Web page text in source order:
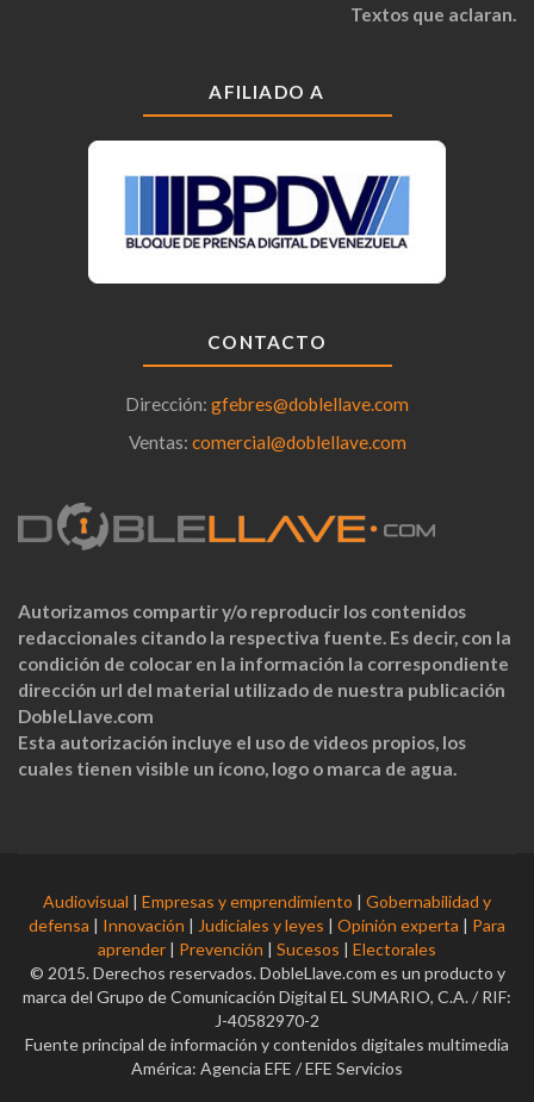
Textos que aclaran.
AFILIADO A
CONTACTO
Dirección: gfebres@doblellave.com
Ventas: comercial@doblellave.com
Autorizamos compartir y/o reproducir los contenidos
redaccionales citando la respectiva fuente. Es decir, con la
condición de colocar en la información la correspondiente
dirección url del material utilizado de nuestra publicación
DobleLlave.com
Esta autorización incluye el uso de videos propios, los
cuales tienen visible un ícono, logo o marca de agua.
Audiovisual | Empresas y emprendimiento | Gobernabilidad y
defensa | Innovación | Judiciales y leyes | Opinión experta | Para
aprender | Prevención | Sucesos | Electorales
© 2015. Derechos reservados. DobleLlave.com es un producto y
marca del Grupo de Comunicación Digital EL SUMARIO, C.A. / RIF:
J-40582970-2
Fuente principal de información y contenidos digitales multimedia
América: Agencia EFE / EFE Servicios